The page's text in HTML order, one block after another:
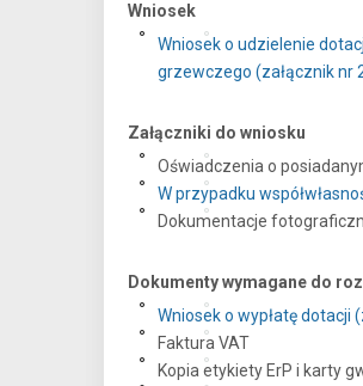
Wniosek
Wniosek o udzielenie
grzewczego (załącznik nr
Załączniki do wniosku
Oświadczenia o
W przypadku
Dokumentacje
Dokumenty wymagane do
Wniosek o wypłatę dotacji
Faktura VAT
Kopia etykiety ErP i karty